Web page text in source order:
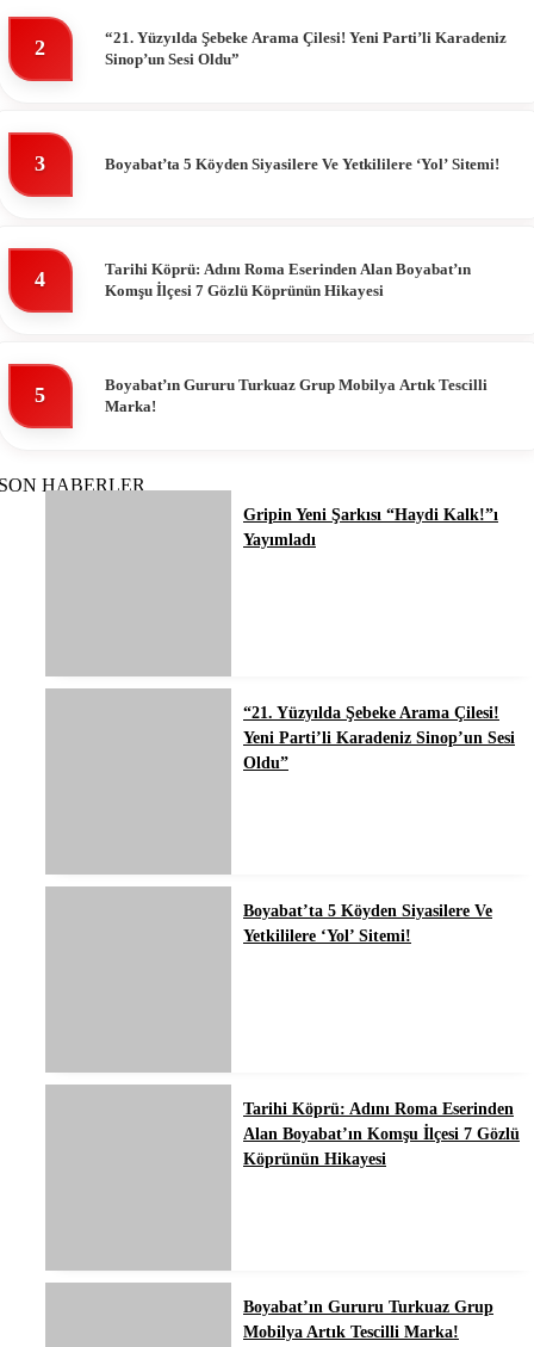
2
“21. Yüzyılda Şebeke Arama Çilesi! Yeni Parti’li Karadeniz
Sinop’un Sesi Oldu”
3 Boyabat’ta 5 Köyden Siyasilere Ve Yetkililere ‘Yol’ Sitemi!
4
Tarihi Köprü: Adını Roma Eserinden Alan Boyabat’ın
Komşu İlçesi 7 Gözlü Köprünün Hikayesi
5
Boyabat’ın Gururu Turkuaz Grup Mobilya Artık Tescilli
Marka!
HABERLER
Gripin Yeni Şarkısı “Haydi Kalk!”ı
Yayımladı
“21. Yüzyılda Şebeke Arama Çilesi!
Yeni Parti’li Karadeniz Sinop’un Sesi
Oldu”
Boyabat’ta 5 Köyden Siyasilere Ve
Yetkililere ‘Yol’ Sitemi!
Tarihi Köprü: Adını Roma Eserinden
Alan Boyabat’ın Komşu İlçesi 7 Gözlü
Köprünün Hikayesi
Boyabat’ın Gururu Turkuaz Grup
Mobilya Artık Tescilli Marka!